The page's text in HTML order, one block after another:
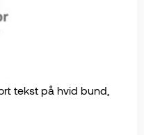
tekst på hvid bund,